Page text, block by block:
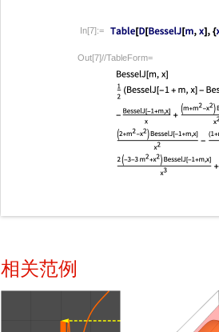
In[7]:=
Out[7]//TableForm=
相关范例